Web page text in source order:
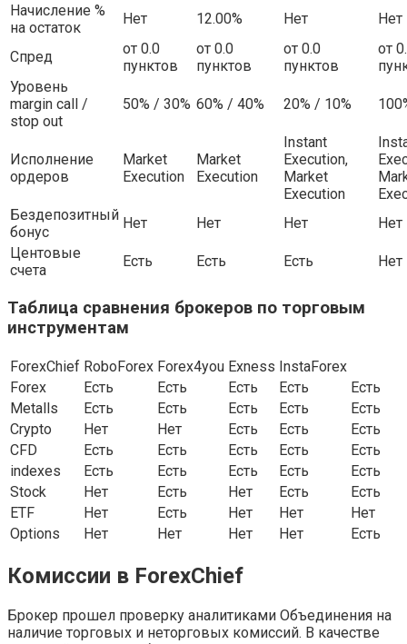
Начисление %
на остаток
Нет 12.00% Нет Нет
Спред
от 0.0
пунктов
от 0.0
пунктов
от 0.0
пунктов
от
Уровень
margin call /
stop out
50% / 30% 60% / 40% 20% / 10%
Исполнение
ордеров
Market
Execution
Market
Execution
Instant
Execution,
Market
Execution
Бездепозитный
бонус
Нет Нет Нет
Нет
Центовые
счета
Есть Есть Есть Нет
Таблица сравнения брокеров по торговым
инструментам
ForexChief RoboForex Forex4you Exness InstaForex
Forex
Есть Есть Есть Есть
Есть
Metalls
Есть Есть Есть Есть
Есть
Crypto
Нет Нет Есть Есть
Есть
CFD
Есть Есть Есть Есть
Есть
indexes
Есть Есть Есть Есть
Есть
Stock
Нет Есть Нет Есть
Есть
ETF
Нет Есть Нет Нет
Нет
Options
Нет Нет Нет Нет Есть
Комиссии в ForexChief
Брокер прошел проверку аналитиками Объединения на
наличие торговых и неторговых комиссий. В качестве